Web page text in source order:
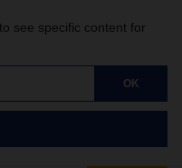
see specific content for
OK